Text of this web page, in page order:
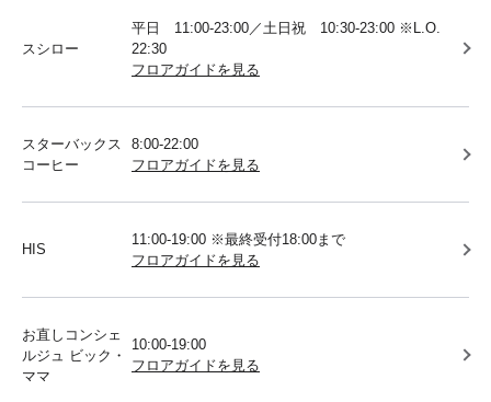
スシロー
平日 11:00-23:00／土日祝 10:30-23:00 ※L.O.
22:30
フロアガイドを見る
スターバックス
コーヒー
8:00-22:00
フロアガイドを見る
HIS
11:00-19:00 ※最終受付18:00まで
フロアガイドを見る
お直しコンシェ
ルジュ ビック・
ママ
10:00-19:00
フロアガイドを見る